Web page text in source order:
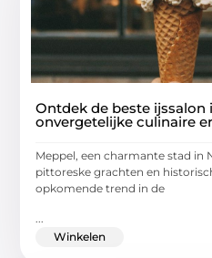
Ontdek de beste ijssalon
onvergetelijke culinaire
Meppel, een charmante stad in
pittoreske grachten en
opkomende trend in de
Winkelen